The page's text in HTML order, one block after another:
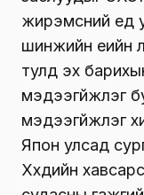
жирэмсний үед
шинжийн үеийн
тулд эх
Япон улсад
Хүүхдийн